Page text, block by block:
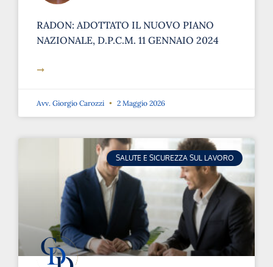
RADON: ADOTTATO IL NUOVO PIANO
NAZIONALE, D.P.C.M. 11 GENNAIO 2024
➞
Avv. Giorgio Carozzi 2 Maggio 2026
SALUTE E SICUREZZA SUL LAVORO